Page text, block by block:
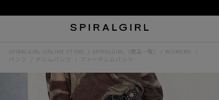
SPIRALGIRL ONLINE STORE SPIRALGIRL（商品一覧)
WOMENS
パンツ
デニムパンツ ファーデニムパンツ